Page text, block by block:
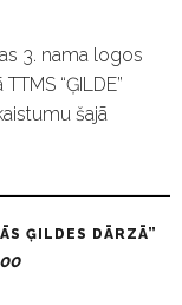
3. nama logos
“ĢILDE”
šajā
ĢILDES DĀRZĀ”